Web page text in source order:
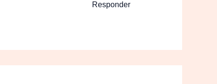
Responder